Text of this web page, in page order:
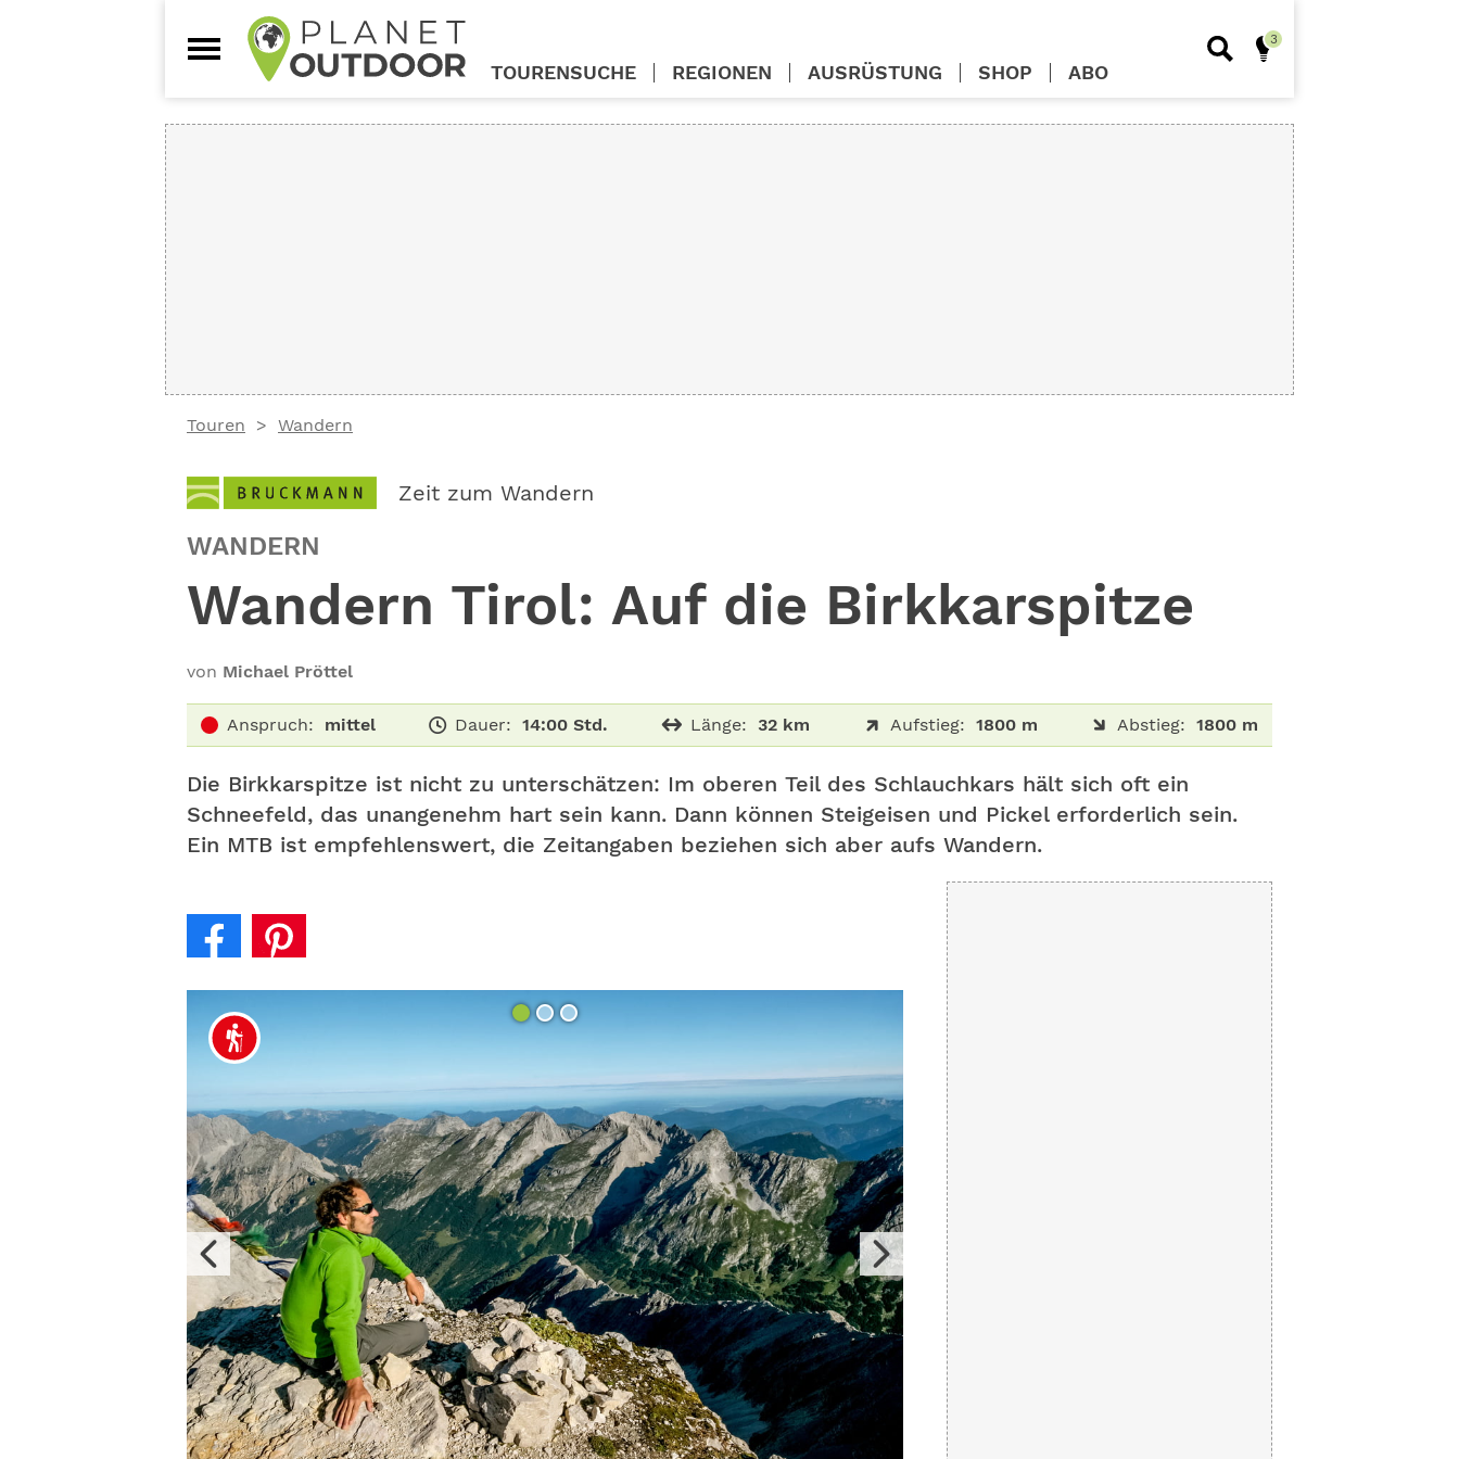
Touren Wandern
Zeit zum Wandern
WANDERN
Wandern Tirol: Auf die Birkkarspitze
von Michael Pröttel
Anspruch: mittel Dauer: 14:00 Std. Länge: 32 km Aufstieg: 1800 m Abstieg: 1800 m
Die Birkkarspitze ist nicht zu unterschätzen: Im oberen Teil des Schlauchkars hält sich oft ein
Schneefeld, das unangenehm hart sein kann. Dann können Steigeisen und Pickel erforderlich sein.
Ein MTB ist empfehlenswert, die Zeitangaben beziehen sich aber aufs Wandern.
TOURENSUCHE REGIONEN AUSRÜSTUNG SHOP ABO